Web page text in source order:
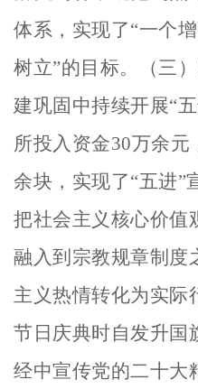
体系，实现了“一个
树立”的目标。
（三
建巩固中持续开展“
所投入资金30万余元
余块，实现了“五进”
把社会主义核心价值
融入到宗教规章制度
主义热情转化为实际
节日庆典时自发升国
经中宣传党的二十大